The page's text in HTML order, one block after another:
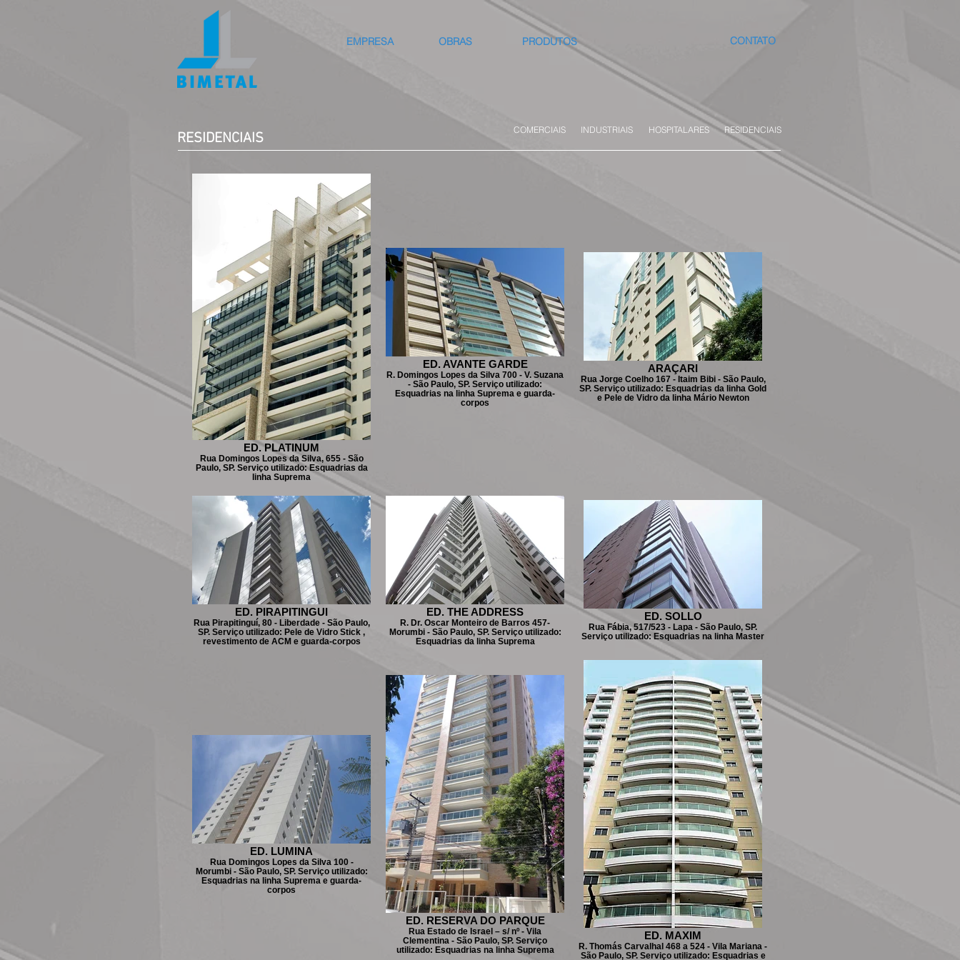
EMPRESA OBRAS PRODUTOS CONTATO
RESIDENCIAIS
ED. PLATINUM
Rua Domingos Lopes da Silva, 655 - São
Paulo, SP. Serviço utilizado: Esquadrias da
linha Suprema
ED. AVANTE GARDE
R. Domingos Lopes da Silva 700 - V. Suzana
- São Paulo, SP. Serviço utilizado:
Esquadrias na linha Suprema e guarda-
corpos
ARAÇARI
Rua Jorge Coelho 167 - Itaim Bibi - São Paulo,
SP. Serviço utilizado: Esquadrias da linha Gold
e Pele de Vidro da linha Mário Newton
ED. PIRAPITINGUI
Rua Pirapitinguí, 80 - Liberdade - São Paulo,
SP. Serviço utilizado: Pele de Vidro Stick ,
revestimento de ACM e guarda-corpos
ED. THE ADDRESS
R. Dr. Oscar Monteiro de Barros 457-
Morumbi - São Paulo, SP. Serviço utilizado:
Esquadrias da linha Suprema
ED. SOLLO
Rua Fábia, 517/523 - Lapa - São Paulo, SP.
Serviço utilizado: Esquadrias na linha Master
ED. LUMINA
Rua Domingos Lopes da Silva 100 -
Morumbi - São Paulo, SP. Serviço utilizado:
Esquadrias na linha Suprema e guarda-
corpos
ED. RESERVA DO PARQUE
Rua Estado de Israel – s/ nº - Vila
Clementina - São Paulo, SP. Serviço
utilizado: Esquadrias na linha Suprema
ED. MAXIM
R. Thomás Carvalhal 468 a 524 - Vila Mariana -
São Paulo, SP. Serviço utilizado: Esquadrias e
COMERCIAIS INDUSTRIAIS HOSPITALARES RESIDENCIAIS